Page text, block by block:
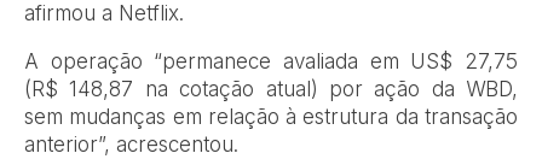
afirmou a Netflix.
A operação “permanece avaliada em US$ 27,75
(R$ 148,87 na cotação atual) por ação da WBD,
sem mudanças em relação à estrutura da transação
anterior”, acrescentou.